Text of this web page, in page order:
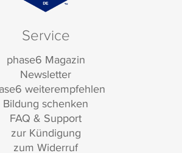
Service
phase6 Magazin
Newsletter
weiterempfehlen
Bildung schenken
FAQ & Support
zur Kündigung
zum Widerruf